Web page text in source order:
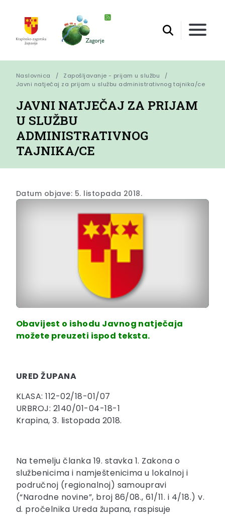
Naslovnica
Zapošljavanje - prijam u službu
Javni natječaj za prijam u službu administrativnog tajnika/ce
JAVNI NATJEČAJ ZA PRIJAM
U SLUŽBU
ADMINISTRATIVNOG
TAJNIKA/CE
Datum objave: 5. listopada 2018.
Obavijest o ishodu Javnog natječaja
možete preuzeti ispod teksta.
URED ŽUPANA
KLASA: 112-02/18-01/07
URBROJ: 2140/01-04-18-1
Krapina, 3. listopada 2018.
Na temelju članka 19. stavka 1. Zakona o
službenicima i namještenicima u lokalnoj i
područnoj (regionalnoj) samoupravi
(“Narodne novine”, broj 86/08., 61/11. i 4/18.) v.
d. pročelnika Ureda župana, raspisuje